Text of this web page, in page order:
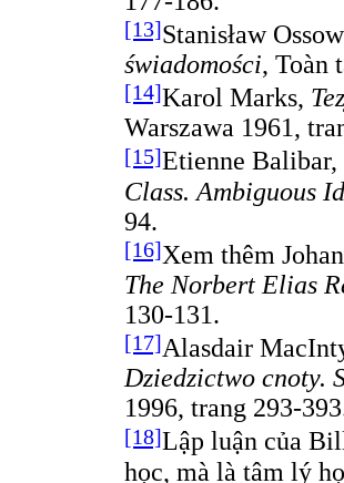
[13]Stanisław
świadomości, Toàn
[14]Karol Marks,
Warszawa 1961,
[15]Etienne
Class. Ambiguous
94.
[16]Xem thêm
The Norbert Elias
130-131.
[17]Alasdair
Dziedzictwo cnoty.
1996, trang 293-
[18]Lập luận của
học, mà là tâm lý